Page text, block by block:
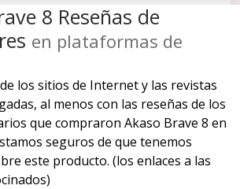
8 Reseñas de
en plataformas de
los sitios de Internet y las revistas
al menos con las reseñas de los
que compraron Akaso Brave 8 en
seguros de que tenemos
este producto. (los enlaces a las